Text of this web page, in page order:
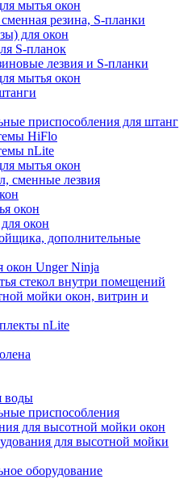
мытья окон
резина, S-планки
для окон
S-планок
лезвия и S-планки
мытья окон
приспособления для штанг
HiFlo
nLite
мытья окон
сменные лезвия
окон
окон
дополнительные
окон Unger Ninja
стекол внутри помещений
мойки окон, витрин и
nLite
воды
приспособления
для высотной мойки окон
для высотной мойки
оборудование